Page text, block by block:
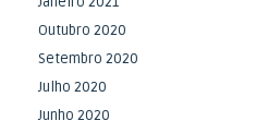
Outubro 2020
Setembro 2020
Julho 2020
Junho 2020